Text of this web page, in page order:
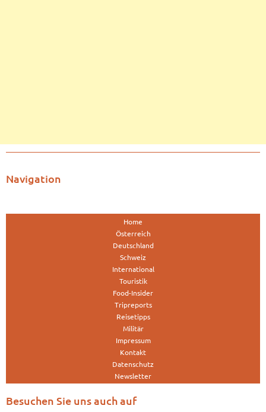
Navigation
Home
Österreich
Deutschland
Schweiz
International
Touristik
Food-Insider
Tripreports
Reisetipps
Militär
Impressum
Kontakt
Datenschutz
Newsletter
Besuchen Sie uns auch auf